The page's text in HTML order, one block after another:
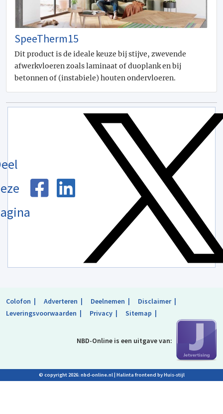
SpeeTherm15
Dit product is de ideale keuze bij stijve, zwevende
afwerkvloeren zoals laminaat of duoplank en bij
betonnen of (instabiele) houten ondervloeren.
Colofon Adverteren Deelnemen
Disclaimer
Leveringsvoorwaarden
Privacy Sitemap
NBD-Online is een uitgave van:
© copyright 2026: nbd-online.nl | Halinta frontend by Huis-stijl